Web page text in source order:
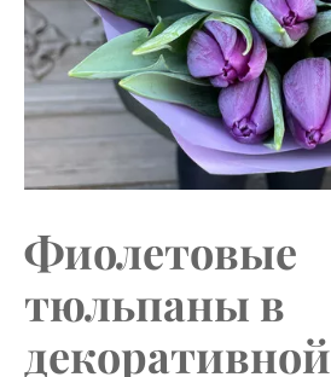
Фиолетовые
тюльпаны в
декоративной